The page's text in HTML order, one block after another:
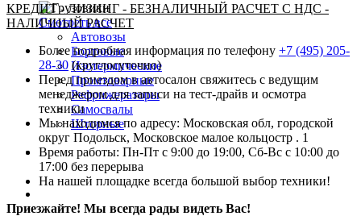
Смотреть все
Автовозы
Бортовые
Изотермические
Промтоварные
Рефрижераторы
Самосвалы
Шторные
Коммерческие авто
КРЕДИТ - ЛИЗИНГ - БЕЗНАЛИЧНЫЙ РАСЧЕТ С НДС -
НАЛИЧНЫЙ РАСЧЕТ
Более подробная информация по телефону +7 (495) 205-
28-30(круглосуточно)
Перед приездом в автосалон свяжитесь с ведущим
менеджером для записи на тест-драйв и осмотра
техники
Мы находимся по адресу: Московская обл, городской
округ Подольск, Московское малое кольцостр . 1
Время работы: Пн-Пт с 9:00 до 19:00, Сб-Вс с 10:00 до
17:00 без перерыва
На нашей площадке всегда большой выбор техники!
Приезжайте! Мы всегда рады видеть Вас!